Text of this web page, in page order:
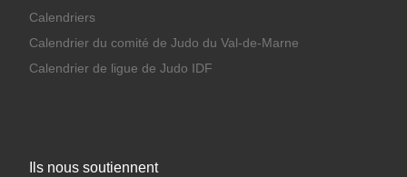
Calendriers
Calendrier du comité de Judo du Val-de-Marne
Calendrier de ligue de Judo IDF
Ils nous soutiennent